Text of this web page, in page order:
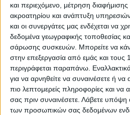
και περιεχόμενο, μέτρηση
ακροατηρίου και ανάπτυξη
και οι συνεργάτες μας ενδέχεται να
δεδομένα γεωγραφικής τοποθεσίας
σάρωσης συσκευών. Μπορείτε να
στην επεξεργασία από εμάς και
περιγράφεται παραπάνω.
για να αρνηθείτε να συναινέσετε ή
πιο λεπτομερείς πληροφορίες και να
σας πριν συναινέσετε. Λάβετε υπόψη
των προσωπικών σας δεδομένων
3ος, ενώ την Κυριακή ο
αγωνίζεται με Honda CBR
καλή εκκίνηση για να στρίψει
αγώνα για λιγους γύρους. Η
προσπεράσματα και
αναβάτη να τερματίζει και
βάθρου, κατακτώντας για 3η
Πρωταθλητή Ελλάδας στα
2η θέση στην τελική